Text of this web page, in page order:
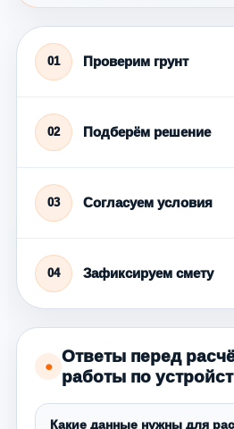
01 Проверим грунт
02 Подберём решение
03 Согласуем условия
04 Зафиксируем смету
●
Ответы перед
работы по
Какие данные нужны для